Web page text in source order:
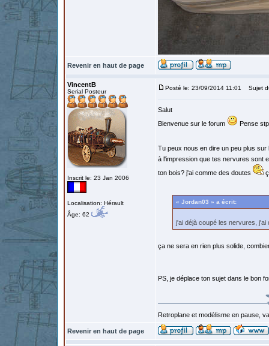
Revenir en haut de page
VincentB
Serial Posteur
Inscrit le: 23 Jan 2006
Localisation: Hérault
Âge: 62
Posté le: 23/09/2014 11:01 Sujet
Salut
Bienvenue sur le forum
Pense
Tu peux nous en dire un peu plus
à l'impression que tes nervures sont
ton bois? j'ai comme des doutes
« Jordan03 » a écrit:
j'ai déjà coupé les nervures,
ça ne sera en rien plus solide,
PS, je déplace ton sujet dans le bon
Retroplane et modélisme en pause,
Revenir en haut de page